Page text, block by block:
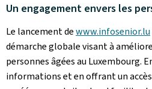
Un engagement envers les
Le lancement dewww.infosenior.lu
démarche globale visant à
personnes âgées au Luxembourg.
informations et en offrant un